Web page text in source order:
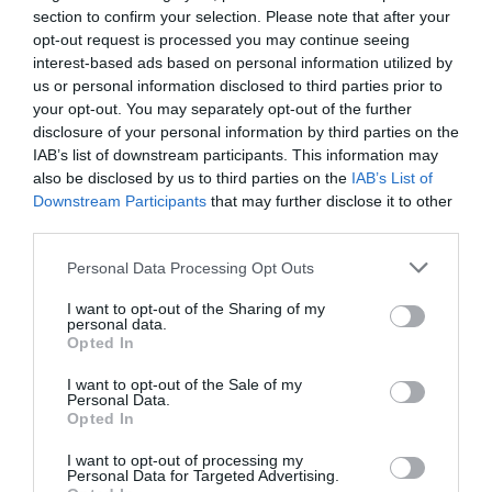
section to confirm your selection. Please note that after your
opt-out request is processed you may continue seeing
interest-based ads based on personal information utilized by
us or personal information disclosed to third parties prior to
your opt-out. You may separately opt-out of the further
disclosure of your personal information by third parties on the
IAB’s list of downstream participants. This information may
also be disclosed by us to third parties on the IAB’s List of
Downstream Participants that may further disclose it to other
Personal Data Processing Opt Outs
I want to opt-out of the Sharing of my
personal data.
Opted In
I want to opt-out of the Sale of my
Personal Data.
Opted In
I want to opt-out of processing my
Personal Data for Targeted Advertising.
La autopsia al cuerpo sin vida de Rocío se realizó este
miércoles y confirmó el asesinato por las heridas de arma
blanca sufridas, más de una decena principalmente en el
cuello y tórax. Aunque la mujer también presentaba
contusiones en la cara y otras partes del cuerpo, la muerte
se produjo por la sección de algunas venas y arterias
principales por las incisiones.
machista ocurrió en la madrugada del domingo al lunes, y
que Rocío trató de defenderse.
Guardia Civil de Altea acompañada de vecinos y la policía
local de l'Alfàs del Pi para presentar una denuncia por dos
agresiones machistas por parte del detenido.